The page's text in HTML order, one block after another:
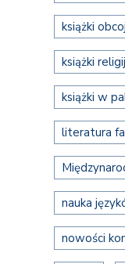
książki
książki
książki w
literatura
nauka
nowości